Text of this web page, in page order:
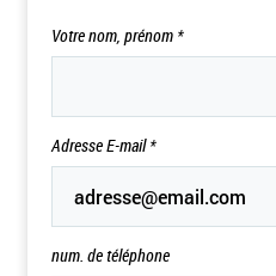
Votre nom, prénom *
Adresse E-mail*
num. de téléphone